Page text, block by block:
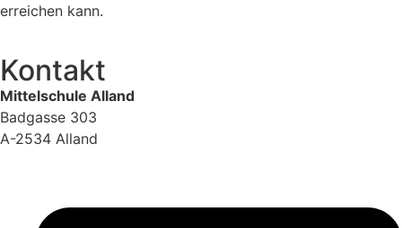
erreichen kann.
Kontakt
Mittelschule Alland
Badgasse 303
A-2534 Alland